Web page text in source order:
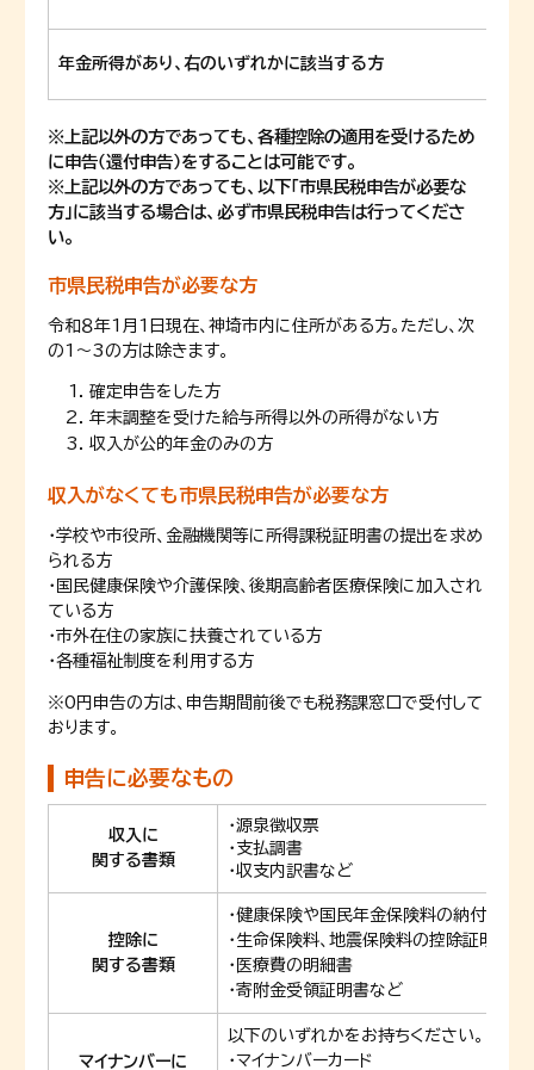
年金所得があり、右のいずれかに該当する方
※上記以外の方であっても、各種控除の適用を受けるため
に申告（還付申告）をすることは可能です。
※上記以外の方であっても、以下「市県民税申告が必要な
方」に該当する場合は、必ず市県民税申告は行ってくださ
い。
市県民税申告が必要な方
令和８年1月1日現在、神埼市内に住所がある方。ただし、次
の1～3の方は除きます。
確定申告をした方
年末調整を受けた給与所得以外の所得がない方
収入が公的年金のみの方
収入がなくても市県民税申告が必要な方
・学校や市役所、金融機関等に所得課税証明書の提出を求め
られる方
・国民健康保険や介護保険、後期高齢者医療保険に加入され
ている方
・市外在住の家族に扶養されている方
・各種福祉制度を利用する方
※0円申告の方は、申告期間前後でも税務課窓口で受付して
おります。
申告に必要なもの
収入に
関する書類
・源泉徴収票
・支払調書
・収支内訳書など
控除に
関する書類
・健康保険や国民年金保険料の納付証明
・生命保険料、地震保険料の控除証明書
・医療費の明細書
・寄附金受領証明書など
マイナンバーに
以下のいずれかをお持ちください。
・マイナンバーカード